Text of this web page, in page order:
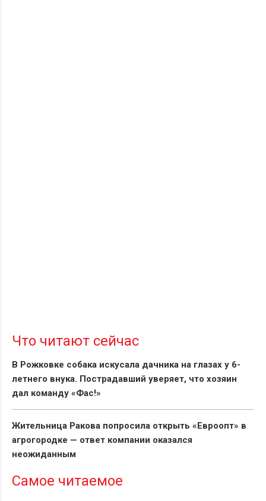
Что читают сейчас
В Рожковке собака искусала дачника на глазах у 6-
летнего внука. Пострадавший уверяет, что хозяин
дал команду «Фас!»
Жительница Ракова попросила открыть «Евроопт» в
агрогородке — ответ компании оказался
неожиданным
Самое читаемое